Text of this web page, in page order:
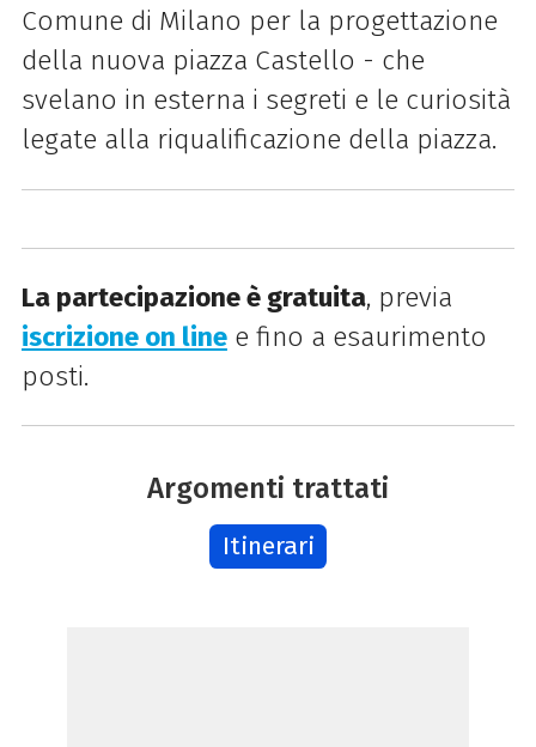
Comune di Milano per la progettazione
della nuova piazza Castello - che
svelano in esterna i segreti e le curiosità
legate alla riqualificazione della piazza.
La partecipazione è gratuita, previa
iscrizione on linee fino a esaurimento
posti.
Argomenti trattati
Itinerari